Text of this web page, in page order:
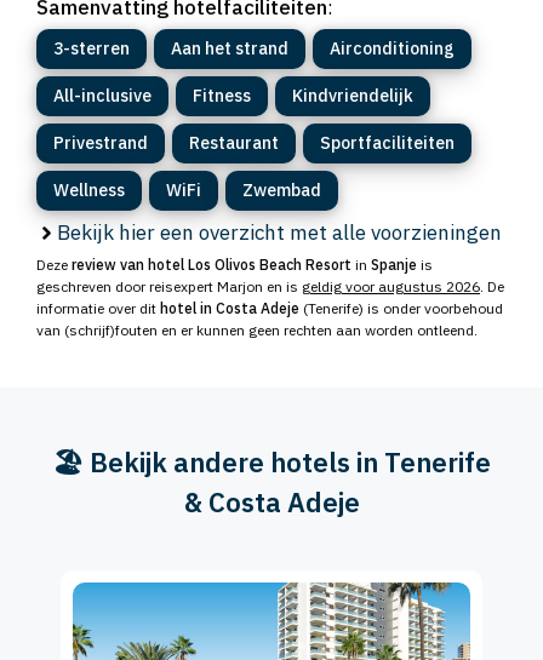
Samenvatting hotelfaciliteiten:
3-sterren Aan het strand Airconditioning
All-inclusive Fitness Kindvriendelijk
Privestrand Restaurant Sportfaciliteiten
Wellness WiFi Zwembad
Bekijk hier een overzicht met alle voorzieningen
Deze review van hotel Los Olivos Beach Resort in Spanje is
geschreven door reisexpert Marjon en is geldig voor augustus 2026. De
informatie over dit hotel in Costa Adeje (Tenerife) is onder voorbehoud
van (schrijf)fouten en er kunnen geen rechten aan worden ontleend.
🏖️ Bekijk andere hotels in Tenerife
& Costa Adeje